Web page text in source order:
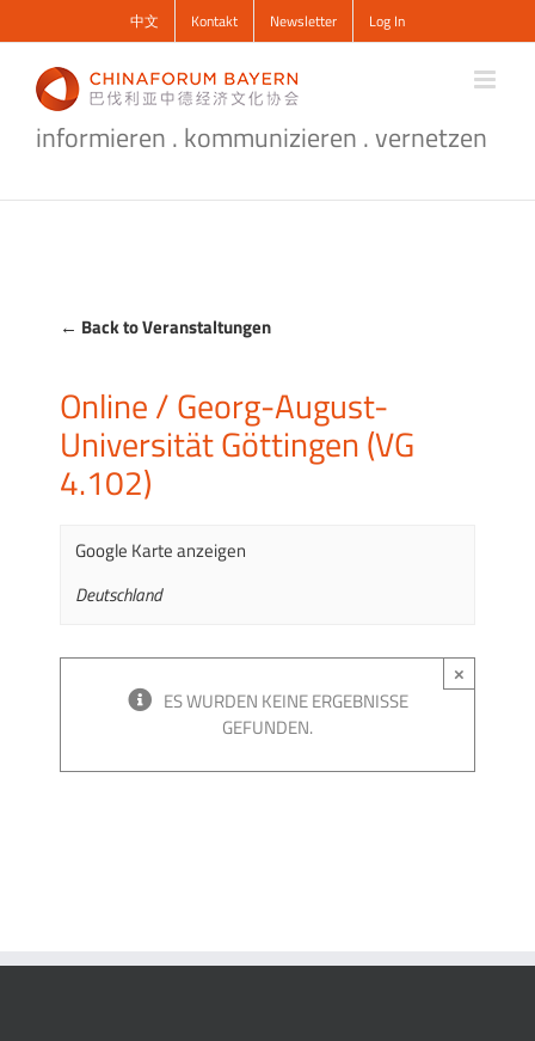
Inhalt
springen
中文 Kontakt Newsletter Log In
informieren . kommunizieren . vernetzen
← Back to Veranstaltungen
Online / Georg-August-
Universität Göttingen (VG
4.102)
Google Karte anzeigen
Deutschland
×
ES WURDEN KEINE ERGEBNISSE
GEFUNDEN.